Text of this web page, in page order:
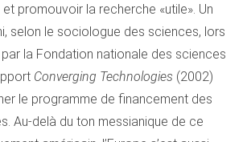
promouvoir la recherche «utile». Un
selon le sociologue des sciences, lors
la Fondation nationale des sciences
Converging Technologies (2002)
le programme de financement des
Au-delà du ton messianique de ce